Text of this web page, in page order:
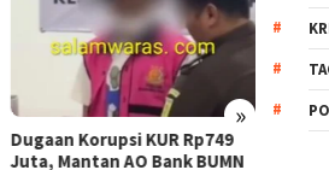
»
Pantang Menyerah: Dr. Amrin
Batubara Terus Berjuang